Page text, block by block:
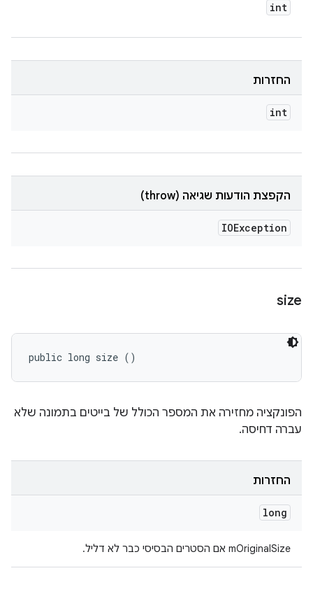
int
החזרות
int
הקפצת הודעות שגיאה (throw)
IOException
size
public long size ()
הפונקציה מחזירה את המספר הכולל של בייטים בתמונה שלא
עברה דחיסה.
החזרות
long
‫mOriginalSize אם הסטרים הבסיסי כבר לא דליל.